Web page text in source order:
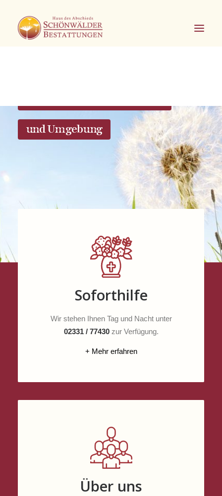
und Umgebung
Soforthilfe
Wir stehen Ihnen Tag und Nacht unter
02331 / 77430zur Verfügung.
+ Mehr erfahren
Über uns